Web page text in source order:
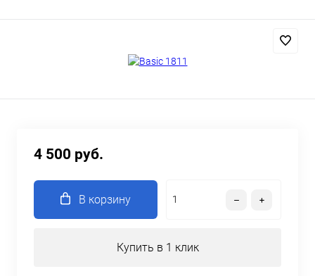
4 500 руб.
В корзину
Купить в 1 клик